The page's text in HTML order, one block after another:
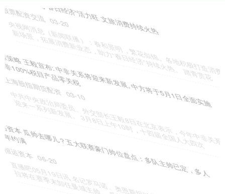
富牛网 美银数据：机票价格居高不下，旅客出行意愿开始消退
配资开户
04-30
若将航空出行视作前瞻性经济指标，当前警报已然拉响。 航空出行需
求显现疲软：美国银行最新数据显示，自 “史诗之怒行动” 开
点点赢 告别婴儿肥尖下巴抢眼, 全红婵近况状态大好, 手办比本人还讨
股票配资交流 07-26
全妹现在的状态，无疑是不少体育粉丝最关心的。 这个小姑娘在跳水
上实在是太有天赋了，她身上的硬成绩，让大家舍不得她这么快的
宏基资本 常州城建启动92亿公司债发行 利率180%-280%
配资开户
03-17
（原标题：常州城建启动9.2亿公司债发行 利率1.80%-2.80%） 观点
网讯：9月5日，常州市城市建设（集团）有限公